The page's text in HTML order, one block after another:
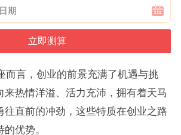
而言，创业的前景充满了机遇与挑
来热情洋溢、活力充沛，拥有着天马
往直前的冲劲，这些特质在创业之路
的优势。